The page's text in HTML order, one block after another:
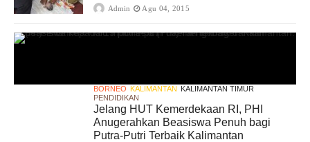
Admin Agu 04, 2015
BORNEO KALIMANTAN KALIMANTAN TIMUR
PENDIDIKAN
Jelang HUT Kemerdekaan RI, PHI
Anugerahkan Beasiswa Penuh bagi
Putra-Putri Terbaik Kalimantan